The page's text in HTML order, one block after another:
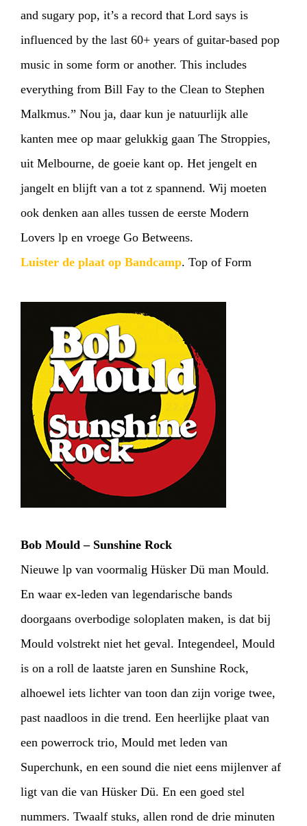
and sugary pop, it’s a record that Lord says is
influenced by the last 60+ years of guitar-based pop
music in some form or another. This includes
everything from Bill Fay to the Clean to Stephen
Malkmus.” Nou ja, daar kun je natuurlijk alle
kanten mee op maar gelukkig gaan The Stroppies,
uit Melbourne, de goeie kant op. Het jengelt en
jangelt en blijft van a tot z spannend. Wij moeten
ook denken aan alles tussen de eerste Modern
Lovers lp en vroege Go Betweens.
Luister de plaat op Bandcamp. Top of Form
Bob Mould – Sunshine Rock
Nieuwe lp van voormalig Hüsker Dü man Mould.
En waar ex-leden van legendarische bands
doorgaans overbodige soloplaten maken, is dat bij
Mould volstrekt niet het geval. Integendeel, Mould
is on a roll de laatste jaren en Sunshine Rock,
alhoewel iets lichter van toon dan zijn vorige twee,
past naadloos in die trend. Een heerlijke plaat van
een powerrock trio, Mould met leden van
Superchunk, en een sound die niet eens mijlenver af
ligt van die van Hüsker Dü. En een goed stel
nummers. Twaalf stuks, allen rond de drie minuten